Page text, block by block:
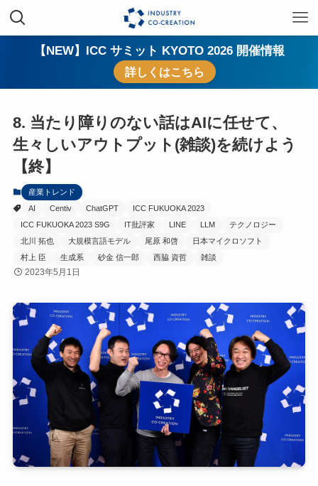
【NEW】ICC サミット KYOTO 2026 開催情報
詳しくはこちら
8. 当たり障りのない話はAIに任せて、
生々しいアウトプット(雑談)を続けよう
【終】
産業トレンド
AI
Centiv ChatGPT
ICC FUKUOKA 2023
ICC FUKUOKA 2023 S9G
IT批評家 LINE LLM
テクノロジー
北川 拓也
大規模言語モデル 尾原 和啓
日本マイクロソフト
村上 臣
生成系 砂金 信一郎 西脇 資哲 雑談
2023年5月1日